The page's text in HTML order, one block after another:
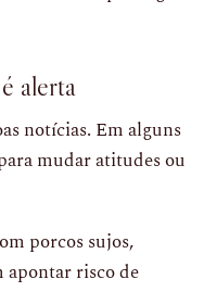
alerta
notícias. Em alguns
mudar atitudes ou
porcos sujos,
apontar risco de